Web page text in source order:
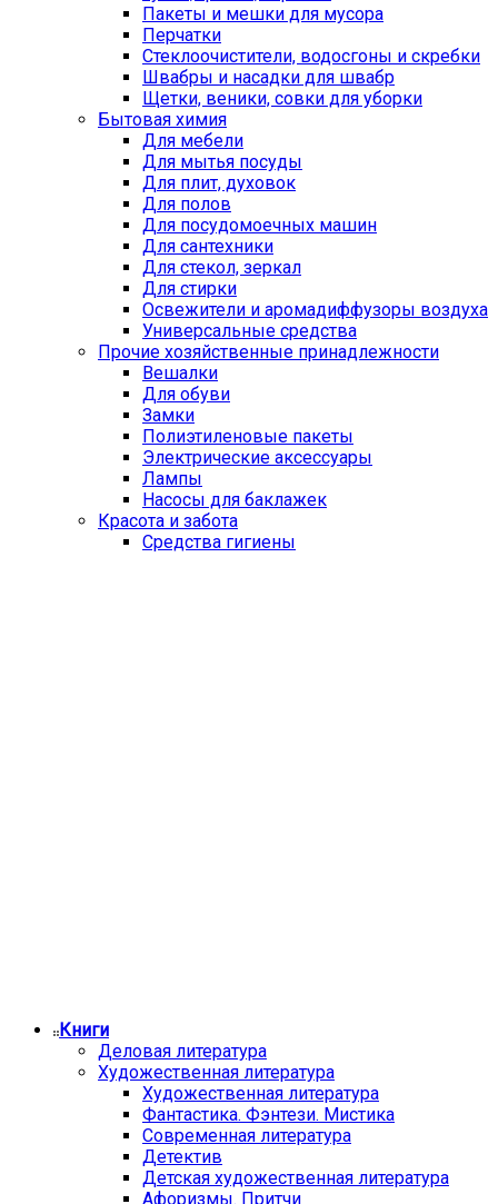
Пакеты и мешки для мусора
Перчатки
Стеклоочистители, водосгоны и скребки
Швабры и насадки для швабр
Щетки, веники, совки для уборки
Бытовая химия
Для мебели
Для мытья посуды
Для плит, духовок
Для полов
Для посудомоечных машин
Для сантехники
Для стекол, зеркал
Для стирки
Освежители и аромадиффузоры воздуха
Универсальные средства
Прочие хозяйственные принадлежности
Вешалки
Для обуви
Замки
Полиэтиленовые пакеты
Электрические аксессуары
Лампы
Насосы для баклажек
Красота и забота
Средства гигиены
Книги
Деловая литература
Художественная литература
Художественная литература
Фантастика. Фэнтези. Мистика
Современная литература
Детектив
Детская художественная литература
Афоризмы. Притчи